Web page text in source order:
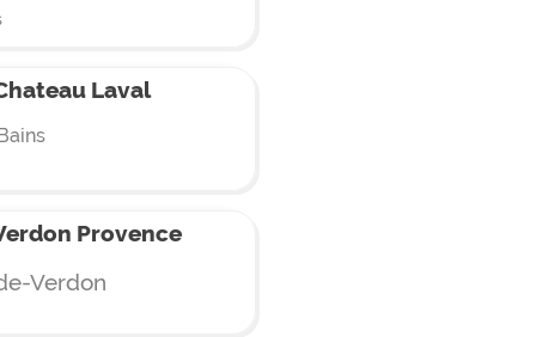
Laval
Provence
Verdon